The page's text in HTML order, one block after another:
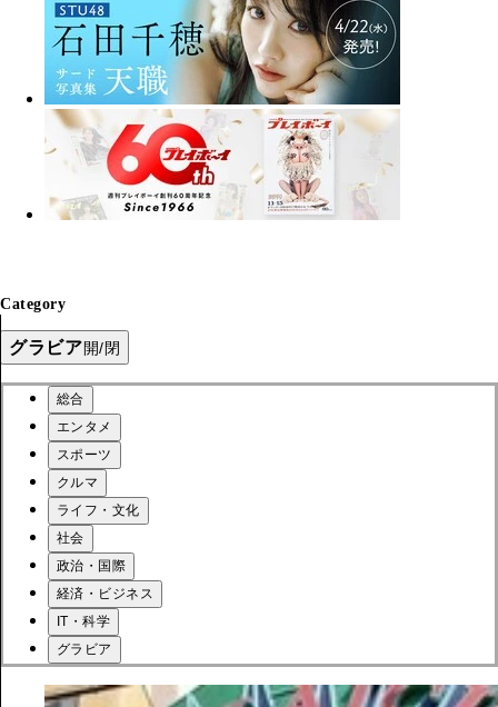
Category
グラビア開/閉
総合
エンタメ
スポーツ
クルマ
ライフ・文化
社会
政治・国際
経済・ビジネス
IT・科学
グラビア